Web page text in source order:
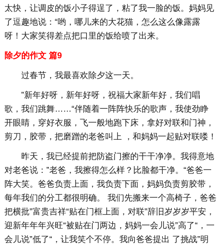
太快，让调皮的饭小子得逞了，粘了我一脸的饭。妈妈见
了逗趣地说：“哟，哪儿来的大花猫，怎么这么像露露
呀！大家笑得差点把口里的饭给喷了出来。
除夕的作文 篇9
过春节，我最喜欢除夕这一天。
”新年好呀，新年好呀，祝福大家新年好，我们唱
歌，我们跳舞……“伴随着一阵阵快乐的歌声，我使劲睁
开眼睛，穿好衣服，飞一般地跑下床，拿好对联和门神，
剪刀，胶带，把磨蹭的老爸叫上 ，和妈妈一起贴对联喽！
昨天，我已经提前把防盗门擦的干干净净。我得意地
对老爸说：”老爸，我擦得怎么样？比脸都干净。“爸爸一
阵大笑。爸爸负责上面，我负责下面，妈妈负责剪胶带，
每年我们的分工都很明确。 我们先搬来一个高椅子，爸爸
把横批”富贵吉祥“贴在门框上面，对联”辞旧岁岁岁平安，
迎新年年年兴旺“被贴在门两边，妈妈一会儿说”高了“，一
会儿说”低了“，让我笑个不停。我向爸爸提出 了挑战”明